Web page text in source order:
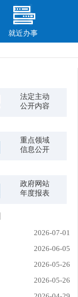
就近办事
法定主动
公开内容
重点领域
信息公开
政府网站
年度报表
2026-07-01
2026-06-05
2026-05-26
2026-05-26